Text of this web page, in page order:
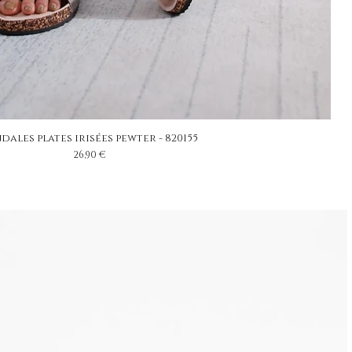
plates irisées pewter - 820155
Prix
26,90 €